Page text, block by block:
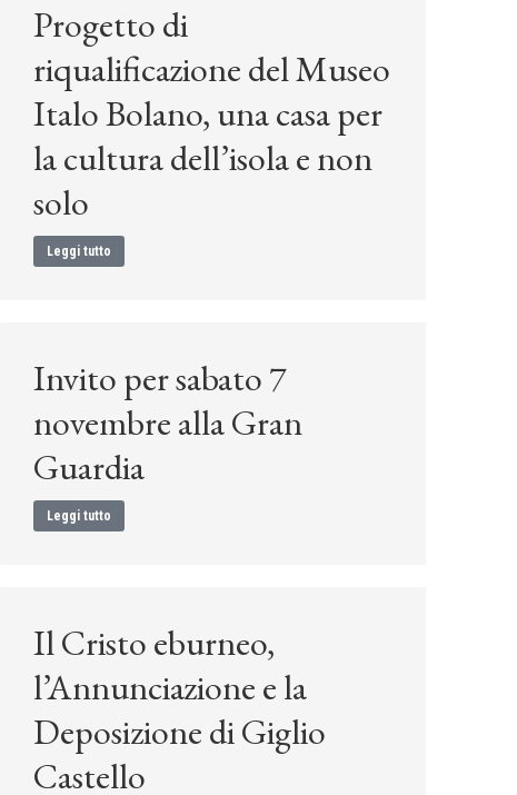
Progetto di
riqualificazione del Museo
Italo Bolano, una casa per
la cultura dell’isola e non
solo
Leggi tutto
Invito per sabato 7
novembre alla Gran
Guardia
Leggi tutto
Il Cristo eburneo,
l’Annunciazione e la
Deposizione di Giglio
Castello